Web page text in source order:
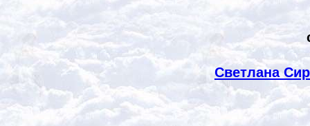
Светлана